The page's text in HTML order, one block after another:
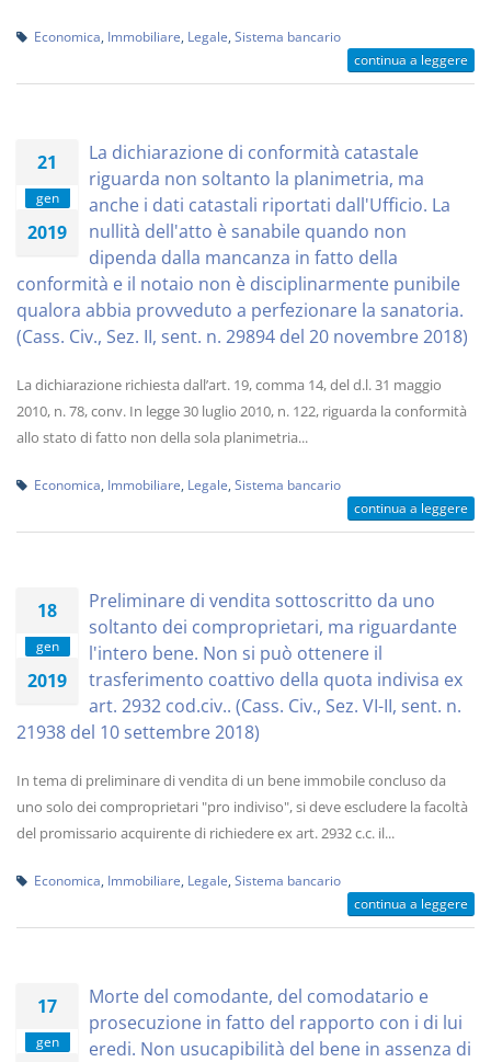
Economica Immobiliare Legale Sistema bancario
continua a leggere
21
gen
2019
La dichiarazione di conformità catastale
riguarda non soltanto la planimetria, ma
anche i dati catastali riportati dall'Ufficio. La
nullità dell'atto è sanabile quando non
dipenda dalla mancanza in fatto della
conformità e il notaio non è disciplinarmente punibile
qualora abbia provveduto a perfezionare la sanatoria.
(Cass. Civ., Sez. II, sent. n. 29894 del 20 novembre 2018)
La dichiarazione richiesta dall’art. 19, comma 14, del d.l. 31 maggio
2010, n. 78, conv. In legge 30 luglio 2010, n. 122, riguarda la conformità
allo stato di fatto non della sola planimetria...
Economica Immobiliare Legale Sistema bancario
continua a leggere
18
gen
2019
Preliminare di vendita sottoscritto da uno
soltanto dei comproprietari, ma riguardante
l'intero bene. Non si può ottenere il
trasferimento coattivo della quota indivisa ex
art. 2932 cod.civ.. (Cass. Civ., Sez. VI-II, sent. n.
21938 del 10 settembre 2018)
In tema di preliminare di vendita di un bene immobile concluso da
uno solo dei comproprietari "pro indiviso", si deve escludere la facoltà
del promissario acquirente di richiedere ex art. 2932 c.c. il...
Economica Immobiliare Legale Sistema bancario
continua a leggere
17
gen
Morte del comodante, del comodatario e
prosecuzione in fatto del rapporto con i di lui
eredi. Non usucapibilità del bene in assenza di